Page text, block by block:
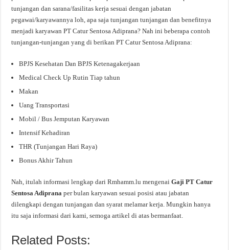
tunjangan dan sarana/fasilitas kerja sesuai dengan jabatan
pegawai/karyawannya loh, apa saja tunjangan tunjangan dan benefitnya
menjadi karyawan PT Catur Sentosa Adiprana? Nah ini beberapa contoh
tunjangan-tunjangan yang di berikan PT Catur Sentosa Adiprana:
BPJS Kesehatan Dan BPJS Ketenagakerjaan
Medical Check Up Rutin Tiap tahun
Makan
Uang Transportasi
Mobil / Bus Jemputan Karyawan
Intensif Kehadiran
THR (Tunjangan Hari Raya)
Bonus Akhir Tahun
Nah, itulah informasi lengkap dari Rmhamm.lu mengenaiGaji PT Catur
Sentosa Adipranaper bulan karyawan sesuai posisi atau jabatan
dilengkapi dengan tunjangan dan syarat melamar kerja. Mungkin hanya
itu saja informasi dari kami, semoga artikel di atas bermanfaat.
Related Posts: